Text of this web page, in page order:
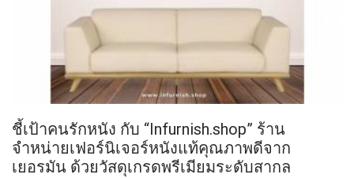
ชี้เป้าคนรักหนัง กับ “Infurnish.shop” ร้าน
จำหน่ายเฟอร์นิเจอร์หนังแท้คุณภาพดีจาก
เยอรมัน ด้วยวัสดุเกรดพรีเมียมระดับสากล